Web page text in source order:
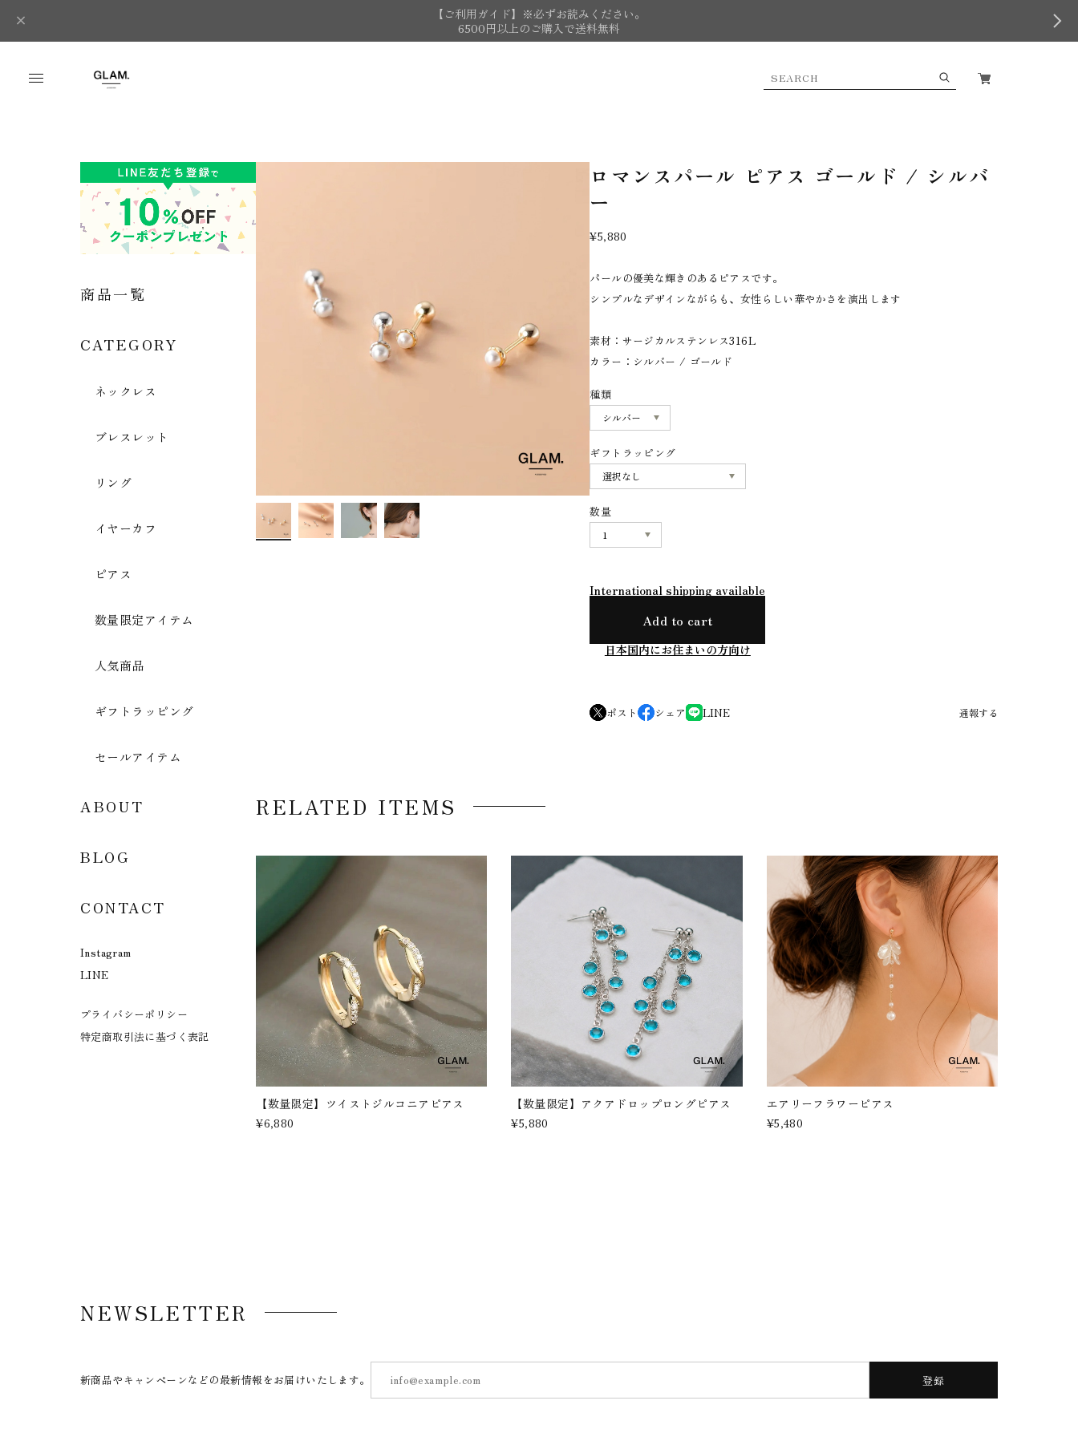
【ご利用ガイド】※必ずお読みください。
6500円以上のご購入で送料無料
商品一覧
CATEGORY
ネックレス
ブレスレット
リング
イヤーカフ
ピアス
数量限定アイテム
人気商品
ギフトラッピング
セールアイテム
ABOUT
BLOG
CONTACT
Instagram
LINE
プライバシーポリシー
特定商取引法に基づく表記
ロマンスパール ピアス ゴールド / シルバ
ー
¥5,880
パールの優美な輝きのあるピアスです。
シンプルなデザインながらも、女性らしい華やかさを演出します
素材：サージカルステンレス316L
カラー：シルバー / ゴールド
種類
ギフトラッピング
数量
International shipping available
Add to cart
日本国内にお住まいの方向け
ポスト シェア LINE 通報する
RELATED ITEMS
【数量限定】ツイストジルコニアピアス
¥6,880
【数量限定】アクアドロップロングピアス
¥5,880
エアリーフラワーピアス
¥5,480
NEWSLETTER
新商品やキャンペーンなどの最新情報をお届けいたします。 登録